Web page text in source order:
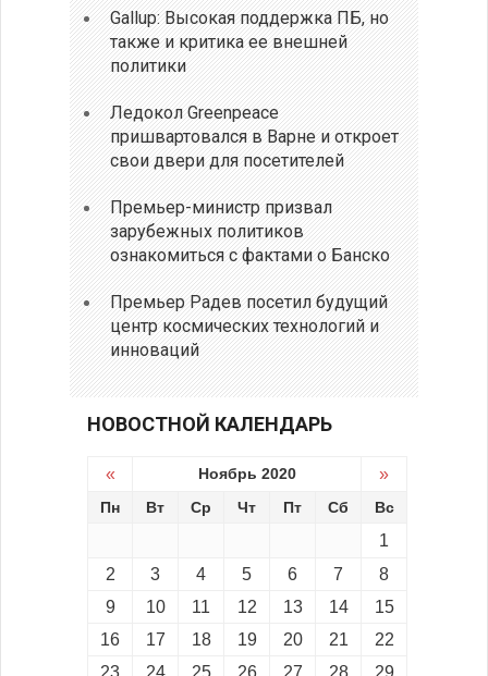
Gallup: Высокая поддержка ПБ, но
также и критика ее внешней
политики
Ледокол Greenpeace
пришвартовался в Варне и откроет
свои двери для посетителей
Премьер-министр призвал
зарубежных политиков
ознакомиться с фактами о Банско
Премьер Радев посетил будущий
центр космических технологий и
инноваций
НОВОСТНОЙ КАЛЕНДАРЬ
« Ноябрь 2020 »
Пн Вт Ср Чт Пт Сб Вс
1
2
3 4 5 6 7
8
9
10 11 12 13 14
15
16
17 18 19 20 21
22
23
24 25 26 27 28 29